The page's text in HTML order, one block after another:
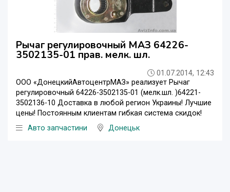
Рычаг регулировочный МАЗ 64226-
3502135-01 прав. мелк. шл.
01.07.2014, 12:43
ООО «ДонецкийАвтоцентрМАЗ» реализует Рычаг
регулировочный 64226-3502135-01 (мелк.шл. )64221-
3502136-10 Доставка в любой регион Украины! Лучшие
цены! Постоянным клиентам гибкая система скидок!
Авто запчастини
Донецьк